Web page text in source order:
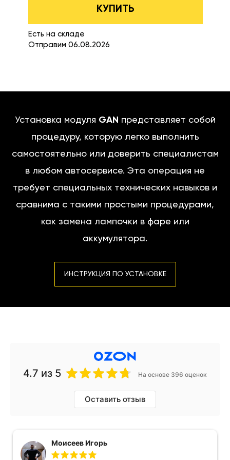
КУПИТЬ
Есть на складе
Отправим 06.08.2026
Установка модуля GAN представляет собой
процедуру, которую легко выполнить
самостоятельно или доверить специалистам
в любом автосервисе. Эта операция не
требует специальных технических навыков и
сравнима с такими простыми процедурами,
как замена лампочки в фаре или
аккумулятора.
ИНСТРУКЦИЯ ПО УСТАНОВКЕ
4.7 из 5 На основе 396 оценок
Оставить отзыв
Моисеев Игорь